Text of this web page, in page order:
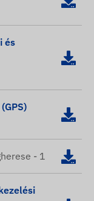
és
- 1